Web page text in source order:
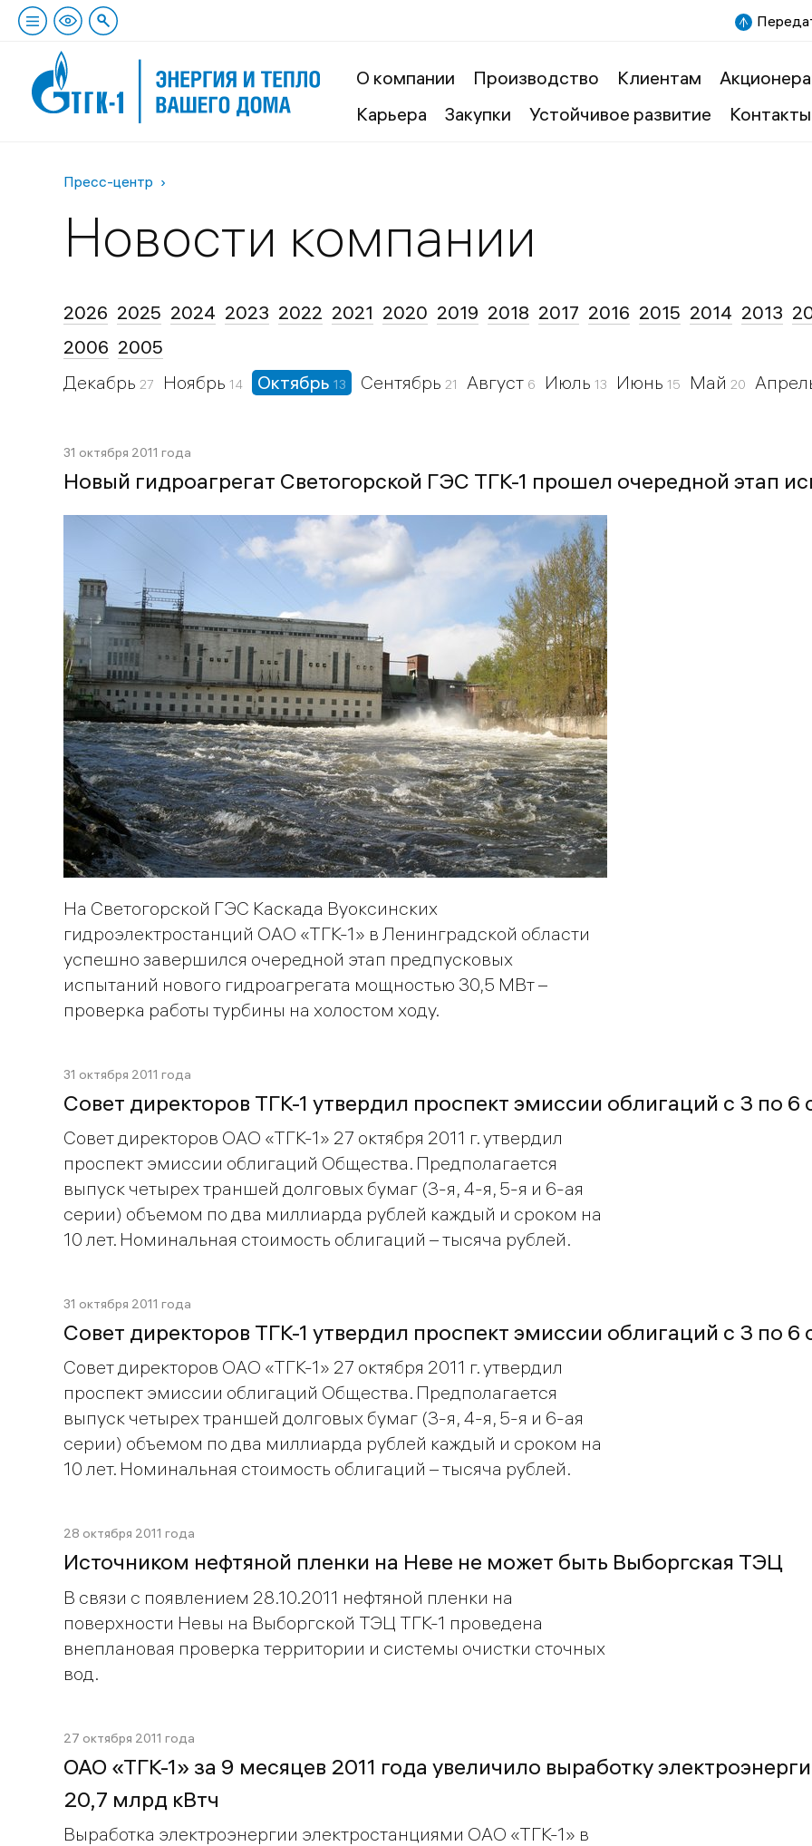
О компании Производство Клиентам
Карьера
Закупки Устойчивое развитие Контакты
Пресс-центр
Новости компании
2026 2025 2024 2023 2022 2021 2020 2019 2018 2017 2016 2015 2014 2013
Декабрь 27 Ноябрь 14 Октябрь 13 Сентябрь 21 Август 6 Июль 13 Июнь 15 Май 20
2006 2005
31 октября 2011 года
Новый гидроагрегат Светогорской ГЭС ТГК-1 прошел очередной этап
На Светогорской ГЭС Каскада Вуоксинских
гидроэлектростанций ОАО «ТГК-1» в Ленинградской области
успешно завершился очередной этап предпусковых
испытаний нового гидроагрегата мощностью 30,5 МВт –
проверка работы турбины на холостом ходу.
31 октября 2011 года
Совет директоров ТГК-1 утвердил проспект эмиссии облигаций c 3 по 6
Совет директоров ОАО «ТГК-1» 27 октября 2011 г. утвердил
проспект эмиссии облигаций Общества. Предполагается
выпуск четырех траншей долговых бумаг (3-я, 4-я, 5-я и 6-ая
серии) объемом по два миллиарда рублей каждый и сроком на
10 лет. Номинальная стоимость облигаций – тысяча рублей.
31 октября 2011 года
Совет директоров ТГК-1 утвердил проспект эмиссии облигаций c 3 по 6
Совет директоров ОАО «ТГК-1» 27 октября 2011 г. утвердил
проспект эмиссии облигаций Общества. Предполагается
выпуск четырех траншей долговых бумаг (3-я, 4-я, 5-я и 6-ая
серии) объемом по два миллиарда рублей каждый и сроком на
10 лет. Номинальная стоимость облигаций – тысяча рублей.
28 октября 2011 года
Источником нефтяной пленки на Неве не может быть Выборгская ТЭЦ
В связи с появлением 28.10.2011 нефтяной пленки на
поверхности Невы на Выборгской ТЭЦ ТГК-1 проведена
внеплановая проверка территории и системы очистки сточных
вод.
27 октября 2011 года
ОАО «ТГК-1» за 9 месяцев 2011 года увеличило выработку
20,7 млрд кВтч
Выработка электроэнергии электростанциями ОАО «ТГК-1» в